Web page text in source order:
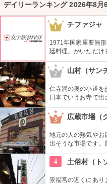
デイリーランキング 2026年8月
1 チファジャ
1971年国家重要無
廷料理」がいただけ
物を一切使用してい
める。「チャングム
ンに人気のコース。
2 山村（サン
仁寺洞の奥の小道を
日本でいうお寺で
食をいただくことが
い民族衣装を着た人
楽しめます。
3 広蔵市場（
地元の人の熱気やお
出そうな市場です。
テーブルがあるので
きます。日本にあ
4 土俗村（ト
景福宮の近くにあり